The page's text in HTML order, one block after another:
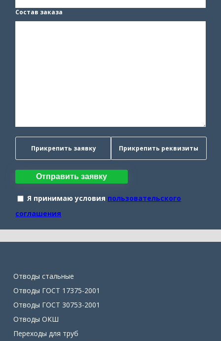
Состав заказа
Прикрепить заявку Прикрепить реквизиты
Отправить заявку
Я принимаю условия пользовательского
соглашения
Отводы стальные
Отводы ГОСТ 17375-2001
Отводы ГОСТ 30753-2001
Отводы ОКШ
Переходы для труб